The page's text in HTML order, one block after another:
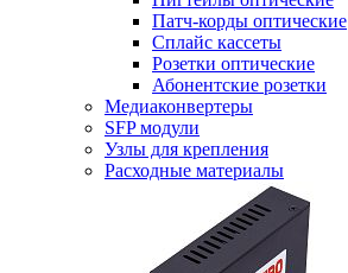
Патч-корды оптические
Сплайс кассеты
Розетки оптические
Абонентские розетки
Медиаконвертеры
SFP модули
Узлы для крепления
Расходные материалы